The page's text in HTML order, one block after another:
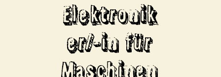
Elektronik
er/-in für
Maschinen